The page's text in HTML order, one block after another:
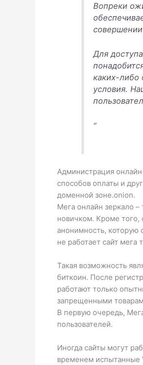
Вопреки
Для
каких-либо
условия.
”
Администрация
способов оплаты и
доменной зоне.onion.
Мега онлайн зеркало –
новичком. Кроме того,
анонимность, которую
не работает сайт мега
Такая возможность
биткоин. После
работают только
запрещенными
В первую очередь,
пользователей.
Иногда сайты могут
временем испытанные